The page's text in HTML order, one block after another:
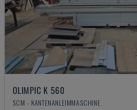
OLIMPIC K 560
SCM - KANTENANLEIMMASCHINE